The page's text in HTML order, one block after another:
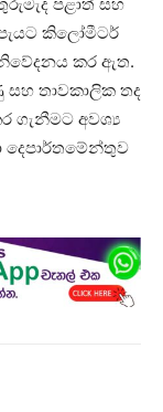
කිලෝමීටර්
කර ඇත.
තාවකාලික තද
ගැනීමට අවශ්‍ය